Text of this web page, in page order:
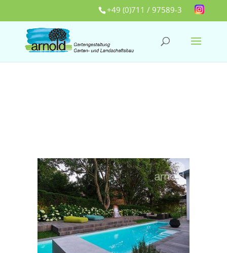
+49 (0)711 / 97589-3